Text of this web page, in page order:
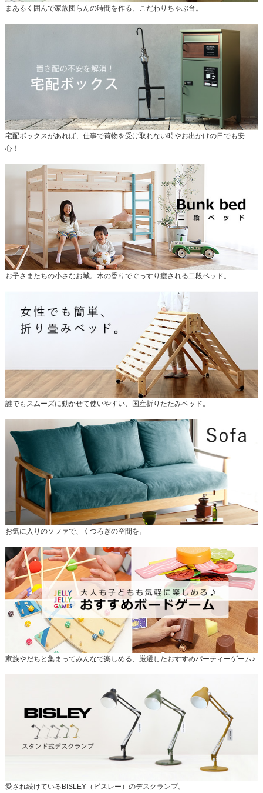
まあるく囲んで家族団らんの時間を作る、こだわりちゃぶ台。
宅配ボックスがあれば、仕事で荷物を受け取れない時やお出かけの日でも安
心！
お子さまたちの小さなお城。木の香りでぐっすり癒される二段ベッド。
誰でもスムーズに動かせて使いやすい、国産折りたたみベッド。
お気に入りのソファで、くつろぎの空間を。
家族やだちと集まってみんなで楽しめる、厳選したおすすめパーティーゲーム♪
愛され続けているBISLEY（ビスレー）のデスクランプ。